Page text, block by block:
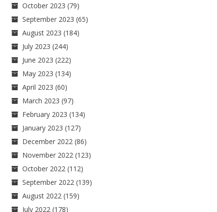
October 2023 (79)
September 2023 (65)
August 2023 (184)
July 2023 (244)
June 2023 (222)
May 2023 (134)
April 2023 (60)
March 2023 (97)
February 2023 (134)
January 2023 (127)
December 2022 (86)
November 2022 (123)
October 2022 (112)
September 2022 (139)
August 2022 (159)
July 2022 (178)